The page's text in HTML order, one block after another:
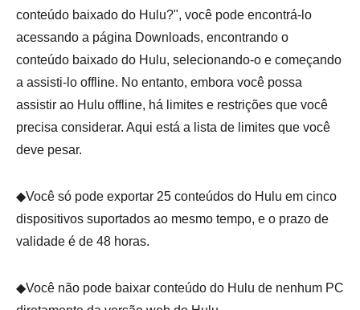
conteúdo baixado do Hulu?", você pode encontrá-lo
acessando a página Downloads, encontrando o
conteúdo baixado do Hulu, selecionando-o e começando
a assisti-lo offline. No entanto, embora você possa
assistir ao Hulu offline, há limites e restrições que você
precisa considerar. Aqui está a lista de limites que você
deve pesar.
◆Você só pode exportar 25 conteúdos do Hulu em cinco
dispositivos suportados ao mesmo tempo, e o prazo de
validade é de 48 horas.
◆Você não pode baixar conteúdo do Hulu de nenhum PC